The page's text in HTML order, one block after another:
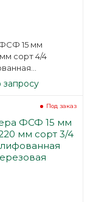
15 мм
мм сорт 4/4
Под заказ